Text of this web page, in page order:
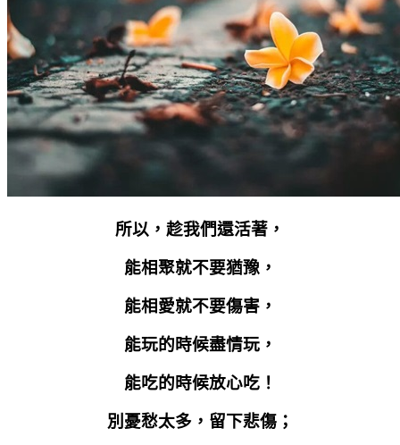
所以，趁我們還活著，
能相聚就不要猶豫，
能相愛就不要傷害，
能玩的時候盡情玩，
能吃的時候放心吃！
別憂愁太多，留下悲傷；